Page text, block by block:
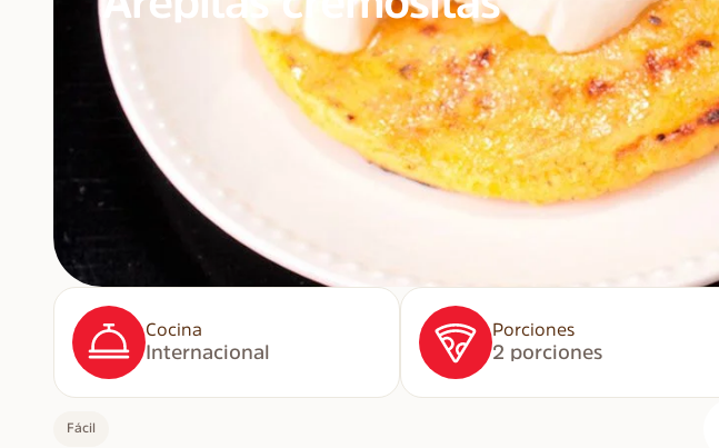
Cocina
Internacional
Porciones
2 porciones
Fácil